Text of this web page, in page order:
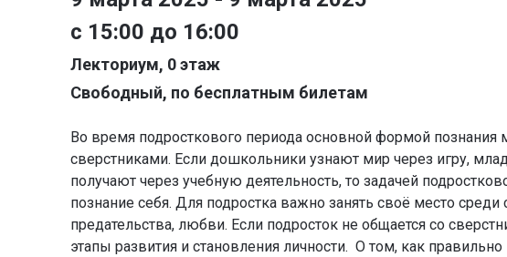
с 15:00 до 16:00
Лекториум, 0 этаж
Свободный, по бесплатным билетам
Во время подросткового периода основной формой познания
сверстниками. Если дошкольники узнают мир через игру,
получают через учебную деятельность, то задачей
познание себя. Для подростка важно занять своё место
предательства, любви. Если подросток не общается со
этапы развития и становления личности. О том, как